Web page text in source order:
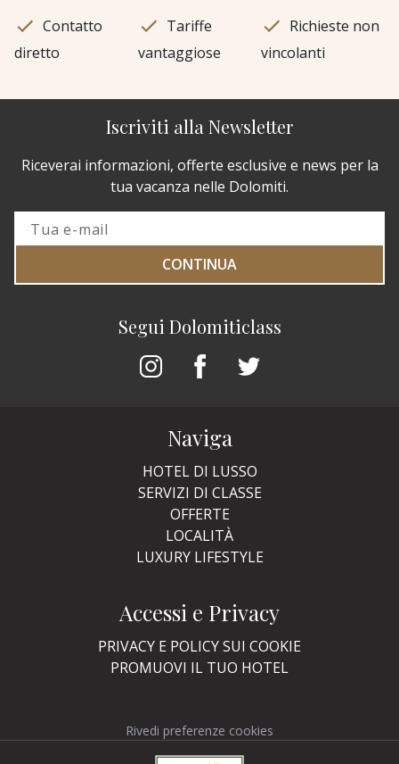
Contatto
diretto
Tariffe
vantaggiose
Richieste non
vincolanti
Segui Dolomiticlass
Iscriviti alla Newsletter
Riceverai informazioni, offerte esclusive e news per la
tua vacanza nelle Dolomiti.
CONTINUA
Naviga
HOTEL DI LUSSO
SERVIZI DI CLASSE
OFFERTE
LOCALITÀ
LUXURY LIFESTYLE
Accessi e Privacy
PRIVACY E POLICY SUI COOKIE
PROMUOVI IL TUO HOTEL
Rivedi preferenze cookies